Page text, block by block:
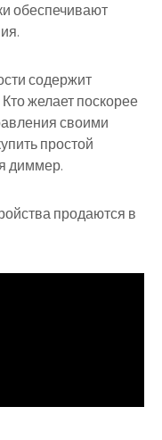
обеспечивают
содержит
желает поскорее
своими
простой
диммер.
продаются в